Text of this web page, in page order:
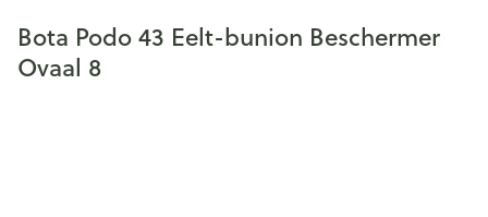
Bota Podo 43 Eelt-bunion Beschermer
Ovaal 8